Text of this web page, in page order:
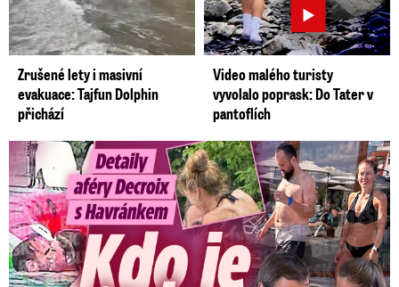
Zrušené lety i masivní
evakuace: Tajfun Dolphin
přichází
Video malého turisty
vyvolalo poprask: Do Tater v
pantoflích
Detaily aféry Decroix s Havránkem: Kdo je tady královna?